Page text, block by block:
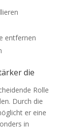
entfernen
die
Rolle
Durch die
er eine
in